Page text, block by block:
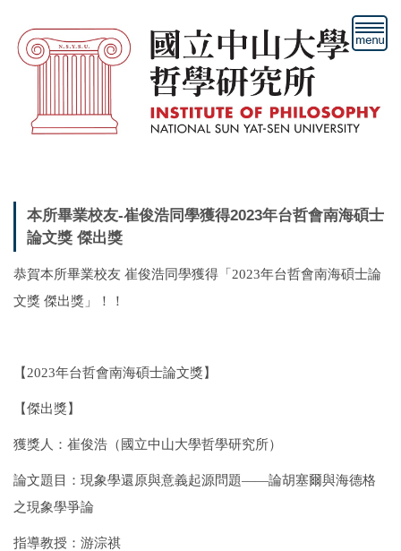
到
主
本所畢業校友-崔俊浩同學獲得2023年台哲會南海碩士
論文獎 傑出獎
恭賀本所畢業校友 崔俊浩同學獲得「2023年台哲會南海碩士論
文獎 傑出獎」！！
【2023年台哲會南海碩士論文獎】
【傑出獎】
獲獎人：崔俊浩（國立中山大學哲學研究所）
論文題目：現象學還原與意義起源問題——論胡塞爾與海德格
之現象學爭論
指導教授：游淙祺